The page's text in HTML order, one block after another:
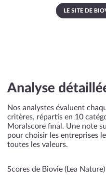
LE SITE DE
Analyse
Nos analystes évaluent
critères, répartis en 10
Moralscore final. Une note
pour choisir les entreprises
toutes les valeurs.
Scores de Biovie (Lea Nature)